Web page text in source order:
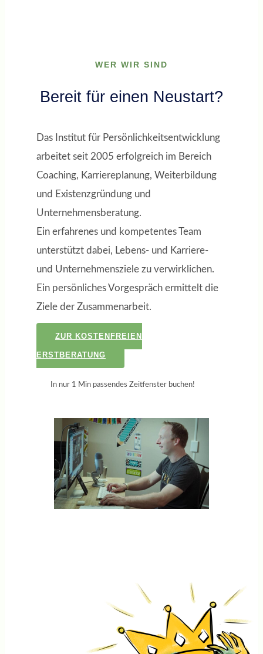
WER WIR SIND
Bereit für einen Neustart?
Das Institut für Persönlichkeitsentwicklung
arbeitet seit 2005 erfolgreich im Bereich
Coaching, Karriereplanung, Weiterbildung
und Existenzgründung und
Unternehmensberatung.
Ein erfahrenes und kompetentes Team
unterstützt dabei, Lebens- und Karriere-
und Unternehmensziele zu verwirklichen.
Ein persönliches Vorgespräch ermittelt die
Ziele der Zusammenarbeit.
ZUR KOSTENFREIEN
ERSTBERATUNG
In nur 1 Min passendes Zeitfenster buchen!